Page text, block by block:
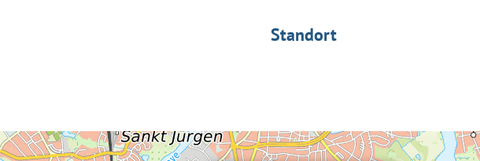
Standort